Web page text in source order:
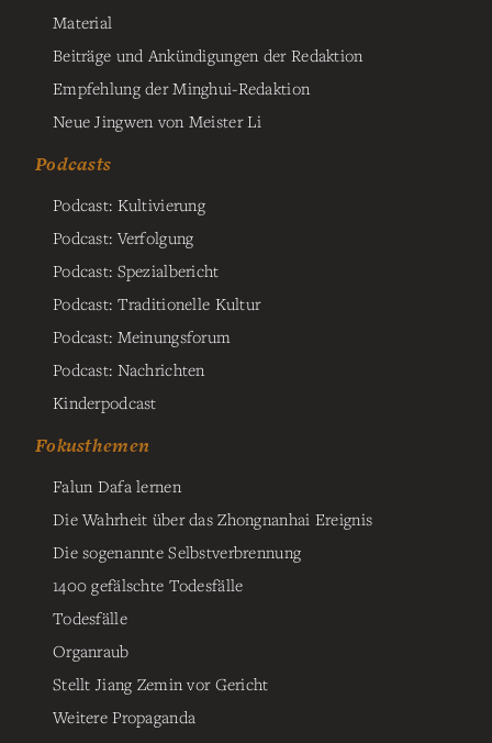
Material
Beiträge und Ankündigungen der Redaktion
Empfehlung der Minghui-Redaktion
Neue Jingwen von Meister Li
Podcasts
Podcast: Kultivierung
Podcast: Verfolgung
Podcast: Spezialbericht
Podcast: Traditionelle Kultur
Podcast: Meinungsforum
Podcast: Nachrichten
Kinderpodcast
Fokusthemen
Falun Dafa lernen
Die Wahrheit über das Zhongnanhai Ereignis
Die sogenannte Selbstverbrennung
1400 gefälschte Todesfälle
Todesfälle
Organraub
Stellt Jiang Zemin vor Gericht
Weitere Propaganda